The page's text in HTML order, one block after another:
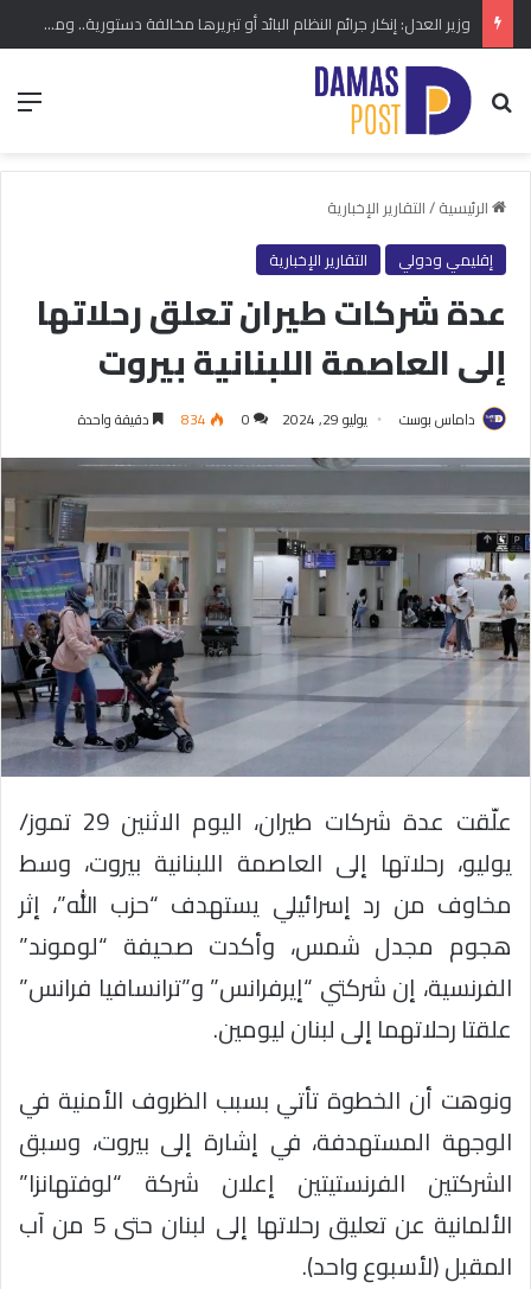
وزير العدل: إنكار جرائم النظام البائد أو تبريرها مخالفة دستورية.. ومشروع قانون خاص إلى مجلس الشعب
بحث عن
الرئيسية/التقارير الإخبارية
إقليمي ودولي
التقارير الإخبارية
عدة شركات طيران تعلق رحلاتها
إلى العاصمة اللبنانية بيروت
داماس بوست يوليو 29, 2024 0
834 دقيقة واحدة
علّقت عدة شركات طيران، اليوم الاثنين 29 تموز/
يوليو، رحلاتها إلى العاصمة اللبنانية بيروت، وسط
مخاوف من رد إسرائيلي يستهدف “حزب الله”، إثر
هجوم مجدل شمس، وأكدت صحيفة “لوموند”
الفرنسية، إن شركتي “إيرفرانس” و”ترانسافيا فرانس”
علقتا رحلاتهما إلى لبنان ليومين.
ونوهت أن الخطوة تأتي بسبب الظروف الأمنية في
الوجهة المستهدفة، في إشارة إلى بيروت، وسبق
الشركتين الفرنستيتين إعلان شركة “لوفتهانزا”
الألمانية عن تعليق رحلاتها إلى لبنان حتى 5 من آب
المقبل (لأسبوع واحد).